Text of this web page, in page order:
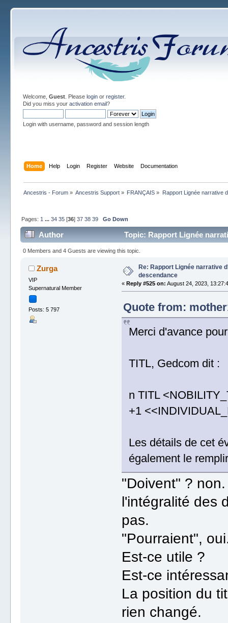
Welcome, Guest. Please loginor register.
Did you miss your activation email?
Login with username, password and session length
Home Help Login Register Website Documentation
Ancestris - Forum» Ancestris Support » FRANÇAIS » Rapport Lignée narrative
Pages: 1 ... 34 35[36] 37 38 39 Go Down
Author Topic: Rapport Lignée
0 Members and 4 Guests are viewing this topic.
Zurga
VIP
Supernatural Member
Posts: 5 797
Re: Rapport Lignée narrative
descendance
«Reply #525 on: August 24, 2023,
Quote from:
Merci d'avance
TITL, Gedcom dit :
n TITL
+1
Les détails de cet
également le
"Doivent" ?
l'intégralité des
pas.
"Pourraient",
Est-ce utile ?
Est-ce
La position du
rien changé.